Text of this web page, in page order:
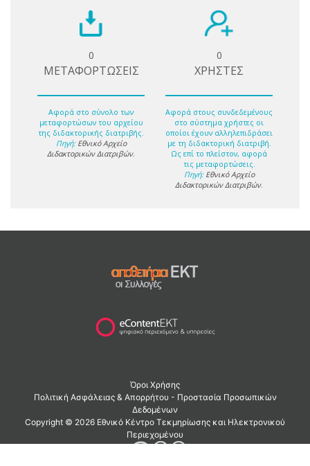
0
ΜΕΤΑΦΟΡΤΩΣΕΙΣ
Αφορά στο σύνολο των
μεταφορτώσων του αρχείου
της διδακτορικής διατριβής.
Πηγή: Εθνικό Αρχείο
Διδακτορικών Διατριβών.
0
ΧΡΗΣΤΕΣ
Αφορά στους συνδεδεμένους
στο σύστημα χρήστες οι
οποίοι έχουν αλληλεπιδράσει
με τη διδακτορική διατριβή.
Ως επί το πλείστον, αφορά
τις μεταφορτώσεις.
Πηγή: Εθνικό Αρχείο
Διδακτορικών Διατριβών.